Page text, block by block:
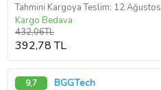
Tahmini Kargoya Teslim: 12 Ağustos
Kargo Bedava
432,06TL
392,78 TL
9,7 BGGTech